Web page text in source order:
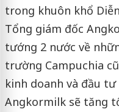
trong khuôn khổ
Tổng giám đốc
tướng 2 nước về
trường Campuchia
kinh doanh và đầu
Angkormilk sẽ tăng